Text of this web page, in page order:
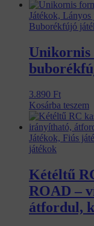
Játékok,
Buborékfújó
Unikornis
3.890 Ft
Kosárba teszem
Játékok, Fiús
játékok
Kétéltű
ROAD –
átfordul,